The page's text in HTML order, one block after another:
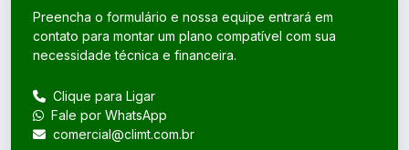
Preencha o formulário e nossa equipe entrará em
contato para montar um plano compatível com sua
necessidade técnica e financeira.
Clique para Ligar
Fale por WhatsApp
comercial@climt.com.br